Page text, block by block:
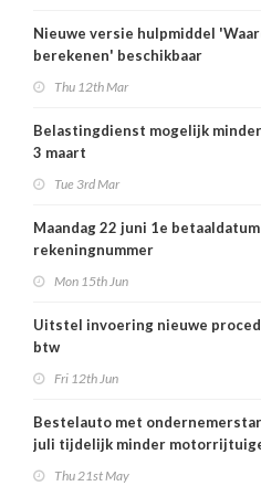
Nieuwe versie hulpmiddel
berekenen' beschikbaar
Thu 12th Mar
Belastingdienst mogelijk
3 maart
Tue 3rd Mar
Maandag 22 juni 1e
rekeningnummer
Mon 15th Jun
Uitstel invoering nieuwe
btw
Fri 12th Jun
Bestelauto met
juli tijdelijk minder
Thu 21st May